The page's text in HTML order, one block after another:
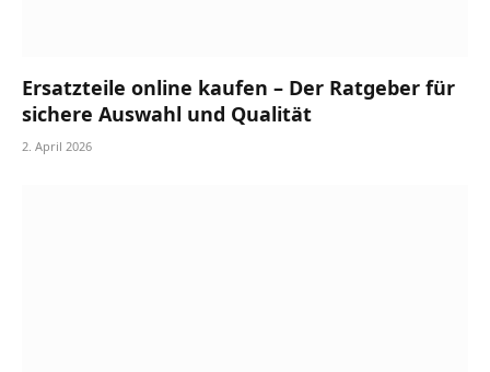
Ersatzteile online kaufen – Der Ratgeber für
sichere Auswahl und Qualität
2. April 2026